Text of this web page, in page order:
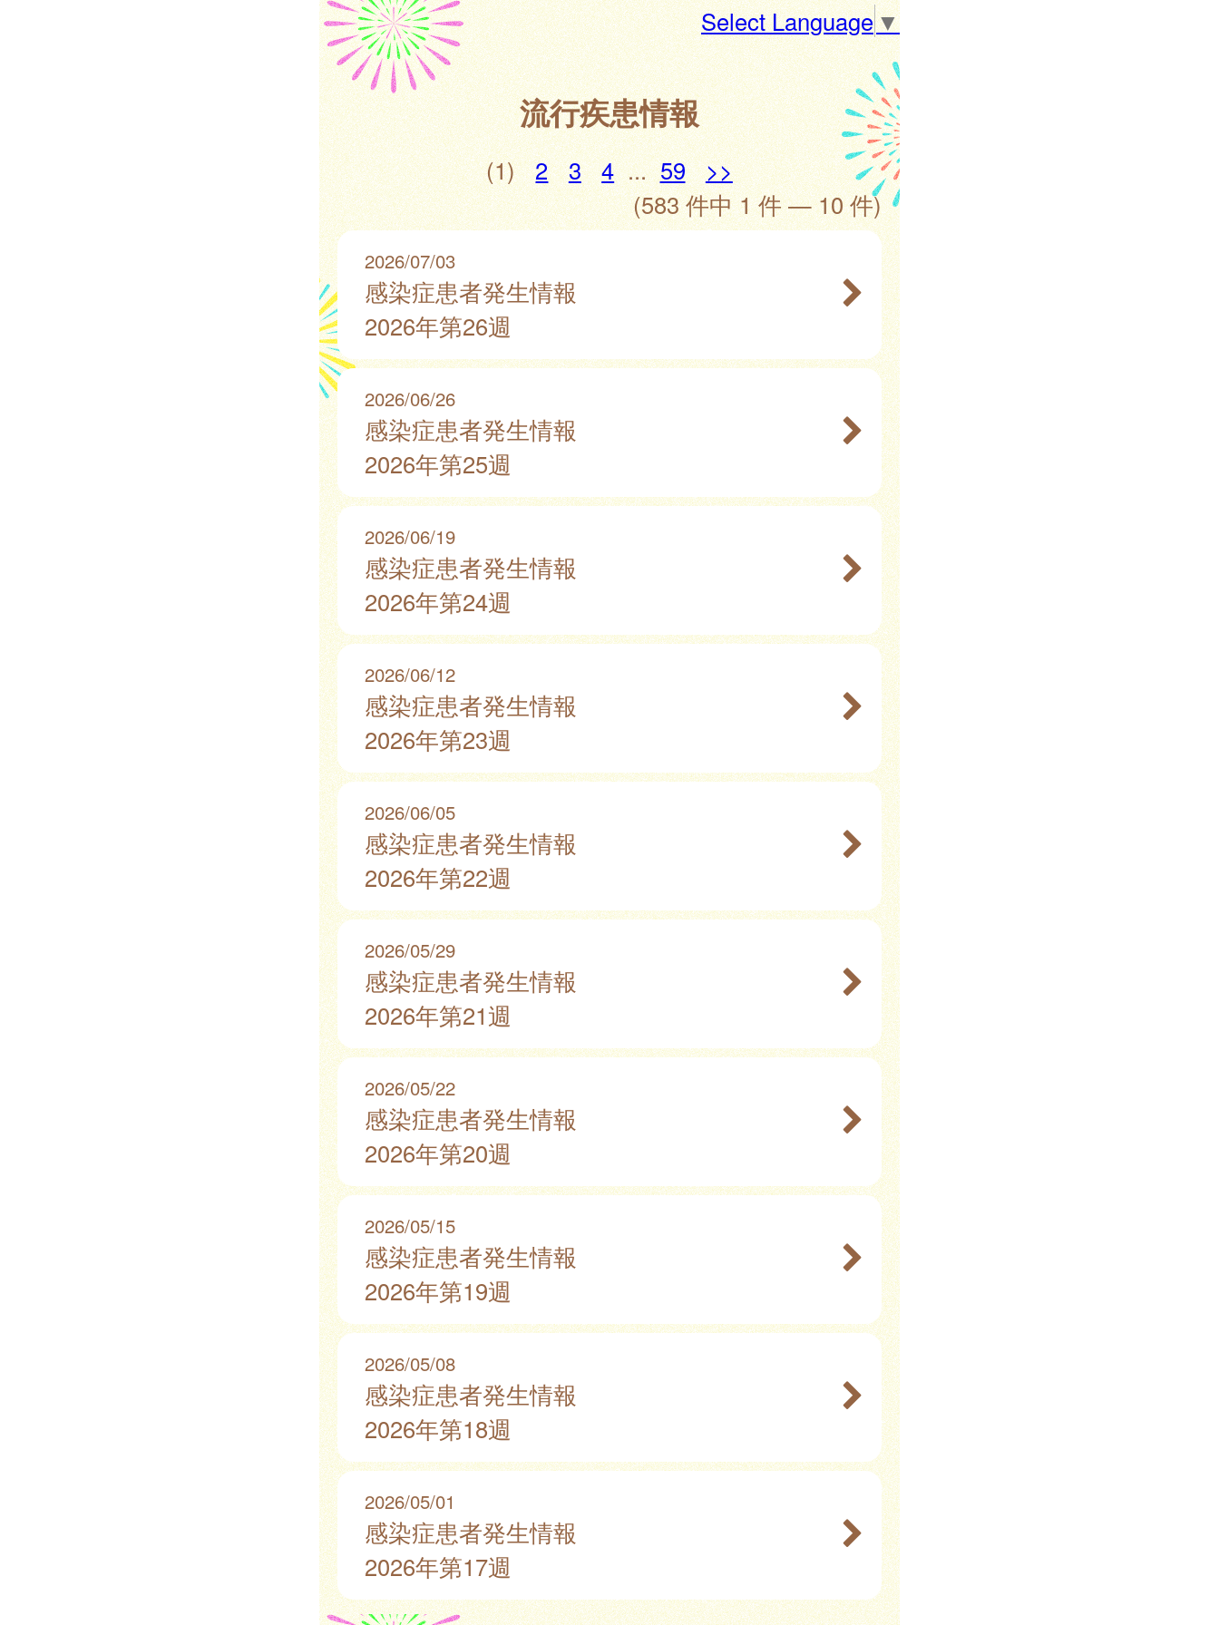
Select Language▼
流行疾患情報
(1) 2 3 4 ... 59
>>
(583 件中 1 件 — 10 件)
2026/07/03
感染症患者発生情報
2026年第26週
2026/06/26
感染症患者発生情報
2026年第25週
2026/06/19
感染症患者発生情報
2026年第24週
2026/06/12
感染症患者発生情報
2026年第23週
2026/06/05
感染症患者発生情報
2026年第22週
2026/05/29
感染症患者発生情報
2026年第21週
2026/05/22
感染症患者発生情報
2026年第20週
2026/05/15
感染症患者発生情報
2026年第19週
2026/05/08
感染症患者発生情報
2026年第18週
2026/05/01
感染症患者発生情報
2026年第17週